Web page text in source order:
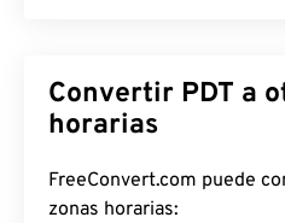
Convertir PDT a
horarias
FreeConvert.com puede
zonas horarias: